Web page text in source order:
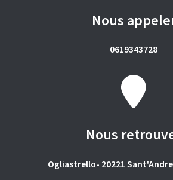
Nous
0619343728
Nous
Ogliastrello- 20221